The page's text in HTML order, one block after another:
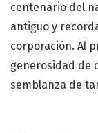
centenario del
antiguo y
corporación. Al
generosidad de
semblanza de